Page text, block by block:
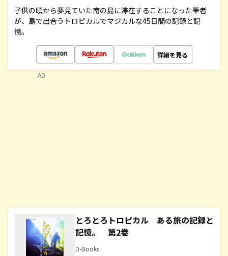
子供の頃から夢見ていた南の島に滞在することになった筆者
が、島で出合うトロピカルでマジカルな45日間の記録と記
憶。
詳細を見る
とろとろトロピカル ある旅の記録と
記憶。 第2巻
D-Books
AD